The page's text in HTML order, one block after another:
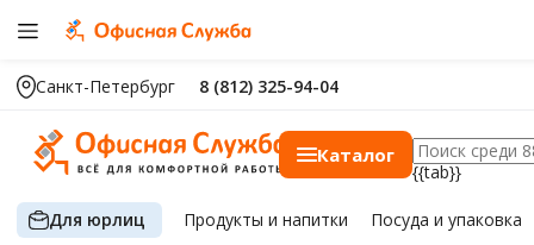
Санкт-Петербург 8 (812) 325-94-04
Каталог
{{tab}}
Для юрлиц Продуктыи напитки Посуда и упаковка